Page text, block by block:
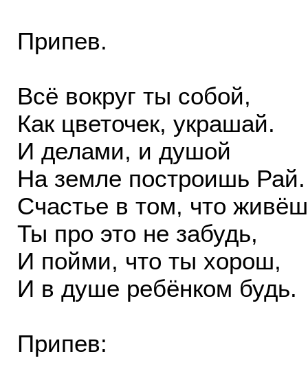
Припев.
Всё вокруг ты собой,
Как цветочек, украшай.
И делами, и душой
На земле построишь Рай.
Счастье в том, что
Ты про это не забудь,
И пойми, что ты хорош,
И в душе ребёнком будь.
Припев: